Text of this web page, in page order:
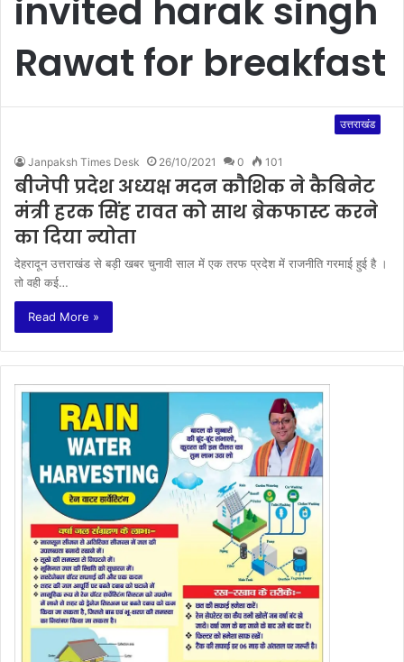
invited harak singh
Rawat for breakfast
उत्तराखंड
Janpaksh Times Desk 26/10/2021 0 101
बीजेपी प्रदेश अध्यक्ष मदन कौशिक ने कैबिनेट
मंत्री हरक सिंह रावत को साथ ब्रेकफास्ट करने
का दिया न्योता
देहरादून उत्तराखंड से बड़ी खबर चुनावी साल में एक तरफ प्रदेश में राजनीति गरमाई हुई है ।
तो वही कई…
Read More »